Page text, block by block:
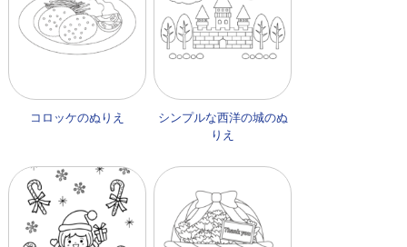
コロッケのぬりえ
シンプルな西洋の城のぬ
りえ